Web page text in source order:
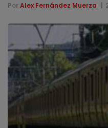
Por Alex Fernández Muerza